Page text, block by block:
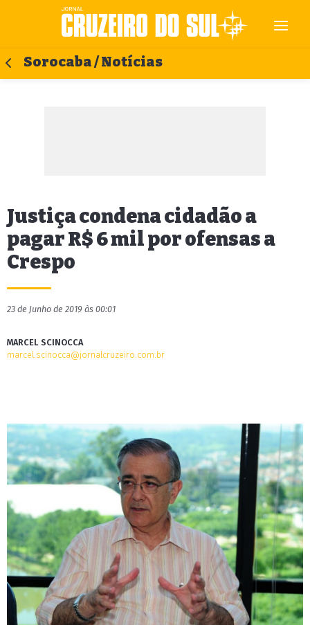
Sorocaba / Notícias
Justiça condena cidadão a
pagar R$ 6 mil por ofensas a
Crespo
23 de Junho de 2019 às 00:01
MARCEL SCINOCCA
marcel.scinocca@jornalcruzeiro.com.br